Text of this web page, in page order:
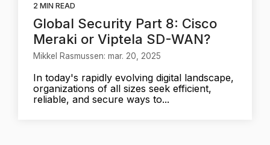
2 MIN READ
Global Security Part 8: Cisco
Meraki or Viptela SD-WAN?
Mikkel Rasmussen: mar. 20, 2025
In today's rapidly evolving digital landscape,
organizations of all sizes seek efficient,
reliable, and secure ways to...